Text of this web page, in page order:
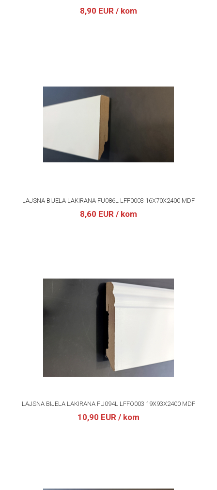
8,90 EUR / kom
LAJSNA BIJELA LAKIRANA FU086L LFF0003 16X70X2400 MDF
8,60 EUR / kom
LAJSNA BIJELA LAKIRANA FU094L LFFO003 19X93X2400 MDF
10,90 EUR / kom